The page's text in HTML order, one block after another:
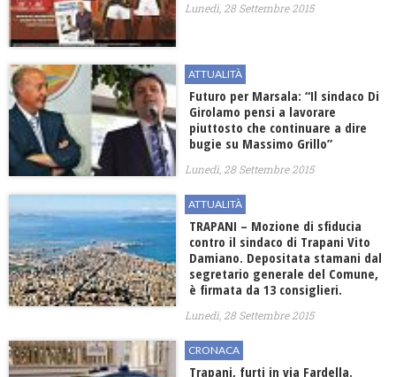
Lunedì, 28 Settembre 2015
ATTUALITÀ
Futuro per Marsala: “Il sindaco Di
Girolamo pensi a lavorare
piuttosto che continuare a dire
bugie su Massimo Grillo”
Lunedì, 28 Settembre 2015
ATTUALITÀ
TRAPANI – Mozione di sfiducia
contro il sindaco di Trapani Vito
Damiano. Depositata stamani dal
segretario generale del Comune,
è firmata da 13 consiglieri.
Lunedì, 28 Settembre 2015
CRONACA
Trapani, furti in via Fardella.